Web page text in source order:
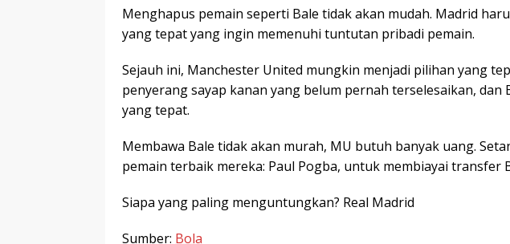
Menghapus pemain seperti Bale tidak akan mudah. Madrid
yang tepat yang ingin memenuhi tuntutan pribadi pemain.
Sejauh ini, Manchester United mungkin menjadi pilihan yang
penyerang sayap kanan yang belum pernah terselesaikan, dan
yang tepat.
Membawa Bale tidak akan murah, MU butuh banyak uang.
pemain terbaik mereka: Paul Pogba, untuk membiayai transfer
Siapa yang paling menguntungkan? Real Madrid
Sumber: Bola